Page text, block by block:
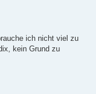
ich nicht viel zu
kein Grund zu